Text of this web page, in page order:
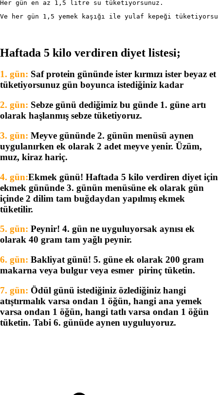
Her gün en az 1,5 litre su tüketiyorsunuz.
Ve her gün 1,5 yemek kaşığı ile yulaf kepeği
Haftada 5 kilo verdiren diyet listesi;
1. gün: Saf protein gününde ister kırmızı ister beyaz et
tüketiyorsunuz gün boyunca istediğiniz kadar
2. gün: Sebze günü dediğimiz bu günde 1. güne artı
olarak haşlanmış sebze tüketiyoruz.
3. gün: Meyve gününde 2. günün menüsü aynen
uygulanırken ek olarak 2 adet meyve yenir. Üzüm,
muz, kiraz hariç.
4. gün:Ekmek günü! Haftada 5 kilo verdiren diyet için
ekmek gününde 3. günün menüsüne ek olarak gün
içinde 2 dilim tam buğdaydan yapılmış ekmek
tüketilir.
5. gün: Peynir! 4. gün ne uyguluyorsak aynısı ek
olarak 40 gram tam yağlı peynir.
6. gün: Bakliyat günü! 5. güne ek olarak 200 gram
makarna veya bulgur veya esmer pirinç tüketin.
7. gün: Ödül günü istediğiniz özlediğiniz hangi
atıştırmalık varsa ondan 1 öğün, hangi ana yemek
varsa ondan 1 öğün, hangi tatlı varsa ondan 1 öğün
tüketin. Tabi 6. günüde aynen uyguluyoruz.